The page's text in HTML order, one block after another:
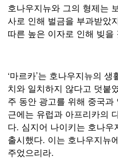
호나우지뉴와 그의 형제는
사로 인해 벌금을 부과받았
따른 높은 이자로 인해 빚
‘마르카’는 호나우지뉴의
치와 일치하지 않다고 덧붙
주 동안 광고를 위해 중국
근에는 유럽과 아프리카의
다. 심지어 나이키는 호나
출시했다. 이는 호나우지뉴
주었으리라.